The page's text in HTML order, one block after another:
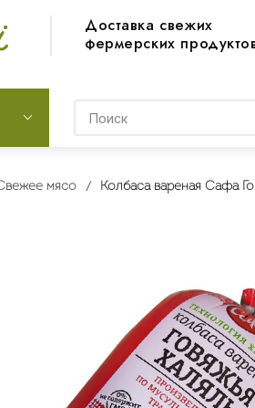
Доставка свежих
фермерских
мясо Колбаса вареная Сафа